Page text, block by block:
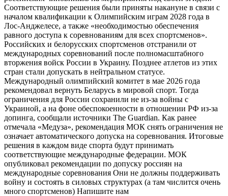
Соответствующие решения были приняты накануне в связи с
началом квалификации к Олимпийским играм 2028 года в
Лос-Анджелесе, а также «необходимостью обеспечения
равного доступа к соревнованиям для всех спортсменов».
Российских и белорусских спортсменов отстранили от
международных соревнований после полномасштабного
вторжения войск России в Украину. Позднее атлетов из этих
стран стали допускать в нейтральном статусе.
Международный олимпийский комитет в мае 2026 года
рекомендовал вернуть Беларусь в мировой спорт. Тогда
ограничения для России сохранили не из-за войны с
Украиной, а на фоне обеспокоенности в отношении РФ из-за
допинга, сообщали источники The Guardian. Как ранее
отмечала «Медуза», рекомендация МОК снять ограничения не
означает автоматического допуска на соревнования. Итоговые
решения в каждом виде спорта будут принимать
соответствующие международные федерации. МОК
опубликовал рекомендации по допуску россиян на
международные соревнования Они не должны поддерживать
войну и состоять в силовых структурах (а там числится очень
много спортсменов) Напишите нам